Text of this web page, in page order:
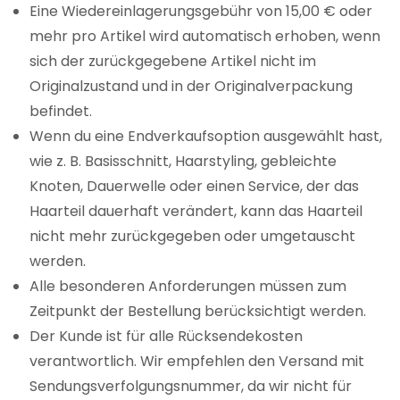
Eine Wiedereinlagerungsgebühr von 15,00 € oder
mehr pro Artikel wird automatisch erhoben, wenn
sich der zurückgegebene Artikel nicht im
Originalzustand und in der Originalverpackung
befindet.
Wenn du eine Endverkaufsoption ausgewählt hast,
wie z. B. Basisschnitt, Haarstyling, gebleichte
Knoten, Dauerwelle oder einen Service, der das
Haarteil dauerhaft verändert, kann das Haarteil
nicht mehr zurückgegeben oder umgetauscht
werden.
Alle besonderen Anforderungen müssen zum
Zeitpunkt der Bestellung berücksichtigt werden.
Der Kunde ist für alle Rücksendekosten
verantwortlich. Wir empfehlen den Versand mit
Sendungsverfolgungsnummer, da wir nicht für